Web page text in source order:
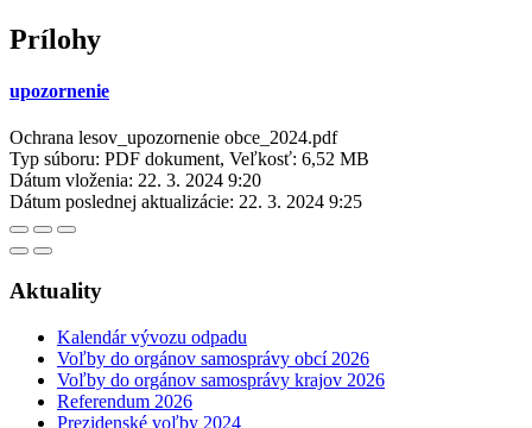
Prílohy
upozornenie
Ochrana lesov_upozornenie obce_2024.pdf
Typ súboru: PDF dokument, Veľkosť: 6,52 MB
Dátum vloženia: 22. 3. 2024 9:20
Dátum poslednej aktualizácie: 22. 3. 2024 9:25
Aktuality
Kalendár vývozu odpadu
Voľby do orgánov samosprávy obcí 2026
Voľby do orgánov samosprávy krajov 2026
Referendum 2026
Prezidenské voľby 2024